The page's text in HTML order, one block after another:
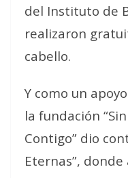
del Instituto de
realizaron
cabello.
Y como un
la fundación
Contigo” dio
Eternas”,